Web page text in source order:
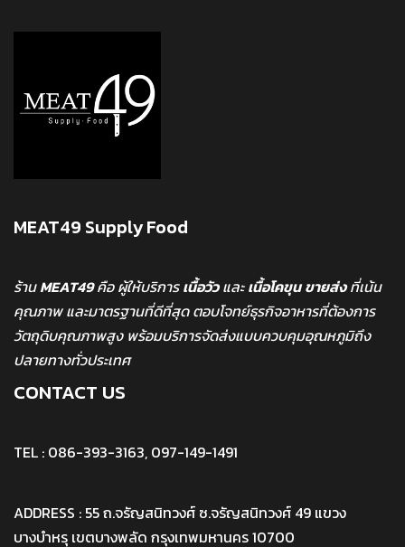
MEAT49 Supply Food
ร้านMEAT49คือ ผู้ให้บริการเนื้อวัวและเนื้อโคขุน ขายส่งที่เน้น
คุณภาพ และมาตรฐานที่ดีที่สุด ตอบโจทย์ธุรกิจอาหารที่ต้องการ
วัตถุดิบคุณภาพสูง พร้อมบริการจัดส่งแบบควบคุมอุณหภูมิถึง
ปลายทางทั่วประเทศ
CONTACT US
TEL : 086-393-3163, 097-149-1491
ADDRESS : 55 ถ.จรัญสนิทวงศ์ ซ.จรัญสนิทวงศ์ 49 แขวง
บางบำหรุ เขตบางพลัด กรุงเทพมหานคร 10700